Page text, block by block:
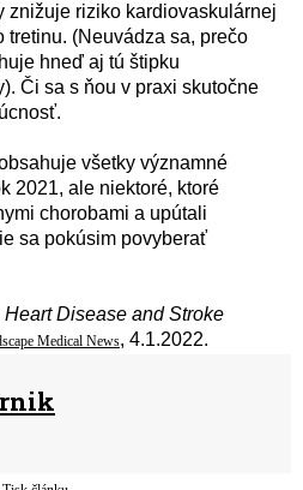
riziko kardiovaskul árnej
tretinu. (Neuvádza sa, prečo
hneď aj tú štipku
Či sa s ňou v praxi skutočne
úcnosť.
všetky významné
2021, ale niektoré, ktoré
chorobami a upútali
sa pokúsim povyberať
Disease and Stroke
Medical News, 4.1.2022.